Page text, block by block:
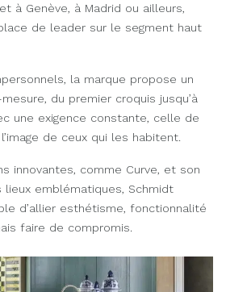
à Genève, à Madrid ou ailleurs,
de leader sur le segment haut
la marque propose un
du premier croquis jusqu’à
une exigence constante, celle de
de ceux qui les habitent.
innovantes, comme Curve, et son
lieux emblématiques, Schmidt
d’allier esthétisme, fonctionnalité
faire de compromis.